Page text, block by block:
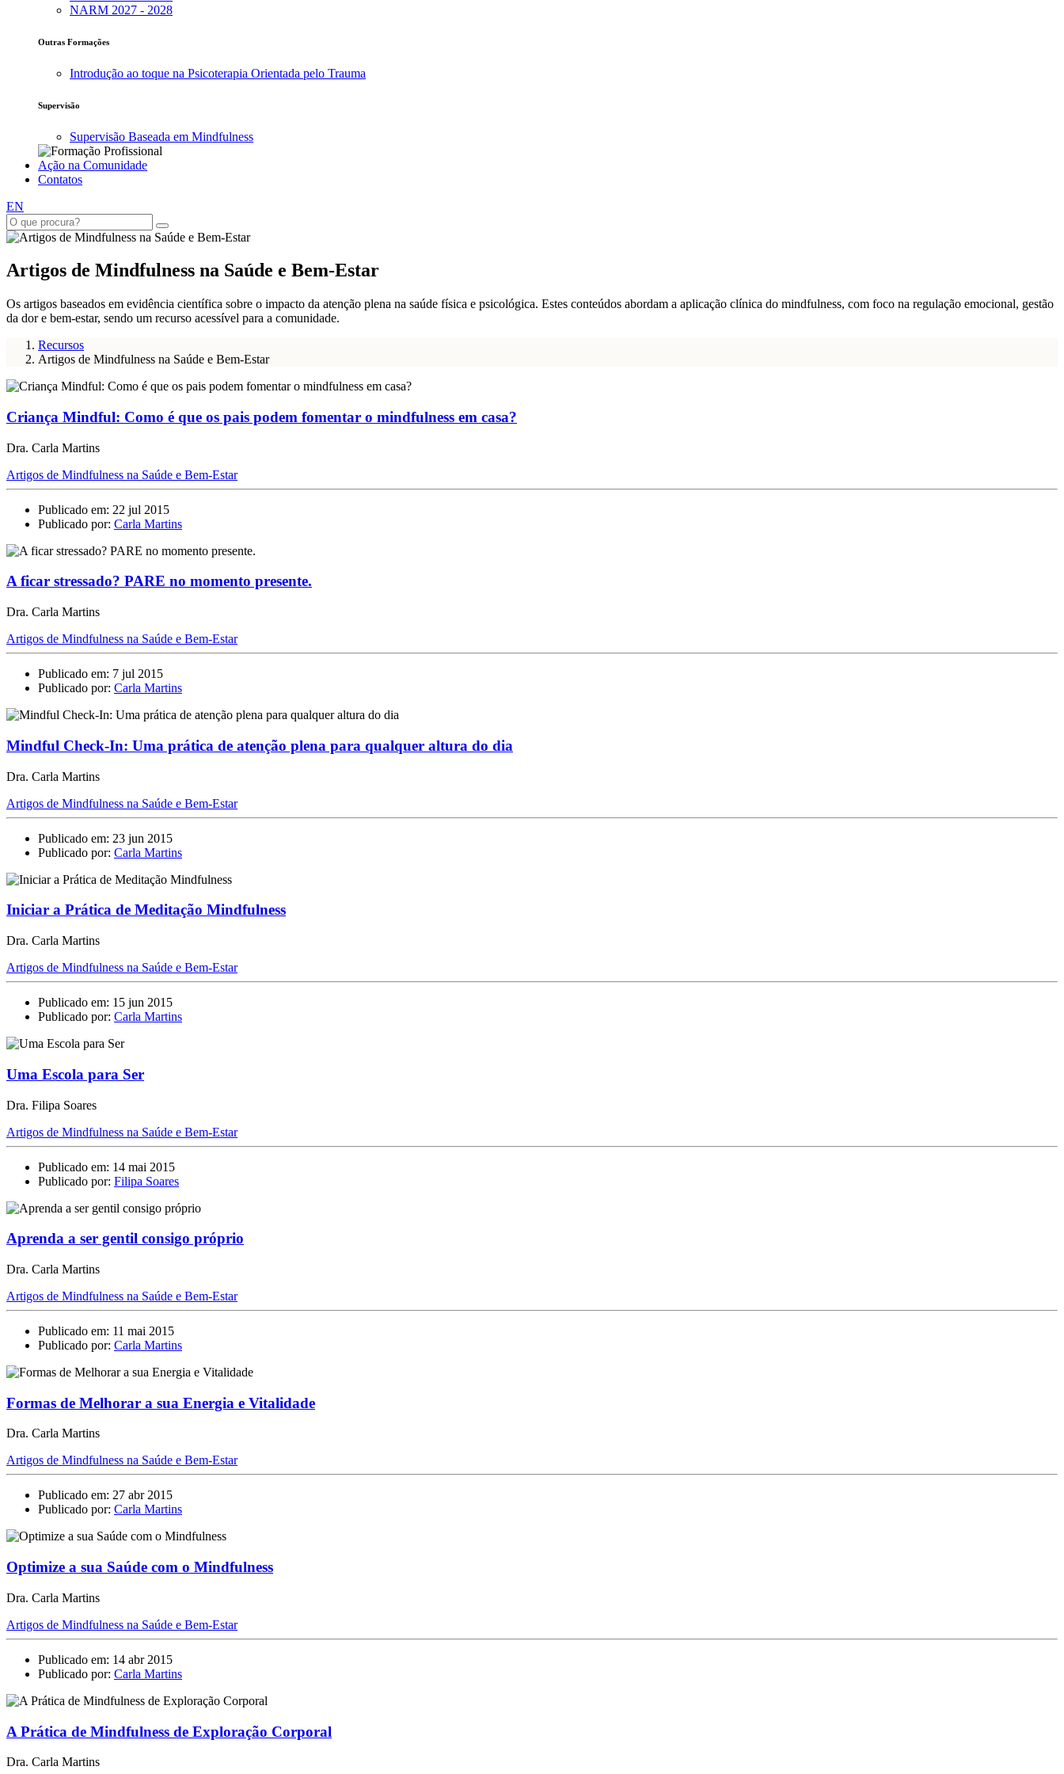
NARM 2027 - 2028
Outras Formações
Introdução ao toque na Psicoterapia Orientada pelo Trauma
Supervisão
Supervisão Baseada em Mindfulness
Ação na Comunidade
Contatos
EN
Artigos de Mindfulness na Saúde e Bem-Estar
Os artigos baseados em evidência científica sobre o impacto da atenção plena na saúde física e psicológica. Estes conteúdos abordam a aplicação clínica do mindfulness, com foco na regulação emocional, gestão
da dor e bem-estar, sendo um recurso acessível para a comunidade.
Recursos
Artigos de Mindfulness na Saúde e Bem-Estar
Criança Mindful: Como é que os pais podem fomentar o mindfulness em casa?
Dra. Carla Martins
Artigos de Mindfulness na Saúde e Bem-Estar
Publicado em: 22 jul 2015
Publicado por: Carla Martins
A ficar stressado? PARE no momento presente.
Dra. Carla Martins
Artigos de Mindfulness na Saúde e Bem-Estar
Publicado em: 7 jul 2015
Publicado por: Carla Martins
Mindful Check-In: Uma prática de atenção plena para qualquer altura do dia
Dra. Carla Martins
Artigos de Mindfulness na Saúde e Bem-Estar
Publicado em: 23 jun 2015
Publicado por: Carla Martins
Iniciar a Prática de Meditação Mindfulness
Dra. Carla Martins
Artigos de Mindfulness na Saúde e Bem-Estar
Publicado em: 15 jun 2015
Publicado por: Carla Martins
Uma Escola para Ser
Dra. Filipa Soares
Artigos de Mindfulness na Saúde e Bem-Estar
Publicado em: 14 mai 2015
Publicado por: Filipa Soares
Aprenda a ser gentil consigo próprio
Dra. Carla Martins
Artigos de Mindfulness na Saúde e Bem-Estar
Publicado em: 11 mai 2015
Publicado por: Carla Martins
Formas de Melhorar a sua Energia e Vitalidade
Dra. Carla Martins
Artigos de Mindfulness na Saúde e Bem-Estar
Publicado em: 27 abr 2015
Publicado por: Carla Martins
Optimize a sua Saúde com o Mindfulness
Dra. Carla Martins
Artigos de Mindfulness na Saúde e Bem-Estar
Publicado em: 14 abr 2015
Publicado por: Carla Martins
A Prática de Mindfulness de Exploração Corporal
Dra. Carla Martins